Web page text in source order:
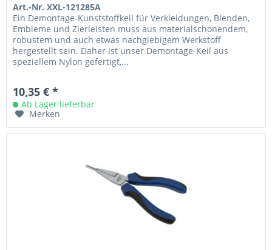
Art.-Nr. XXL-121285A
Ein Demontage-Kunststoffkeil für Verkleidungen, Blenden,
Embleme und Zierleisten muss aus materialschonendem,
robustem und auch etwas nachgiebigem Werkstoff
hergestellt sein. Daher ist unser Demontage-Keil aus
speziellem Nylon gefertigt,...
10,35 € *
Ab Lager lieferbar
Merken